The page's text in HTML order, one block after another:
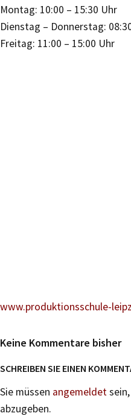
Montag: 10:00 – 15:30 Uhr
Dienstag – Donnerstag:
Freitag: 11:00 – 15:00 Uhr
www.produktionsschule-
Keine Kommentare bisher
SCHREIBEN SIE EINEN
Sie müssen angemeldet
abzugeben.